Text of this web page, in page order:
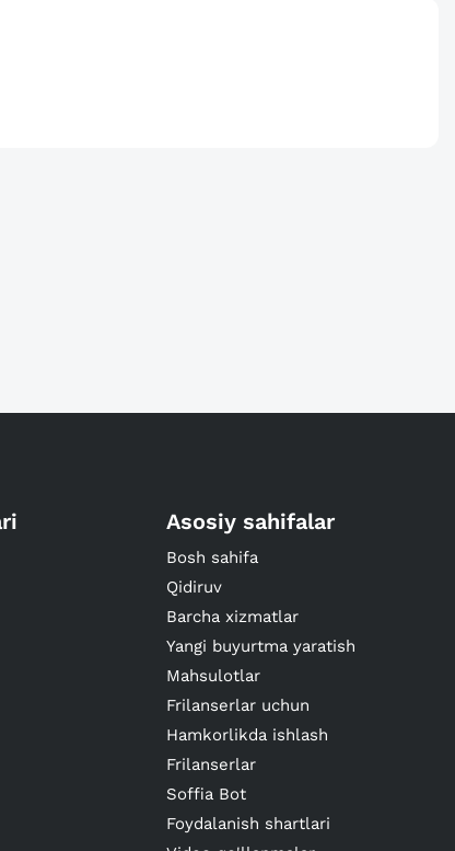
Asosiy sahifalar
Bosh sahifa
Qidiruv
Barcha xizmatlar
Yangi buyurtma yaratish
Mahsulotlar
Frilanserlar uchun
Hamkorlikda ishlash
Frilanserlar
Soffia Bot
Foydalanish shartlari